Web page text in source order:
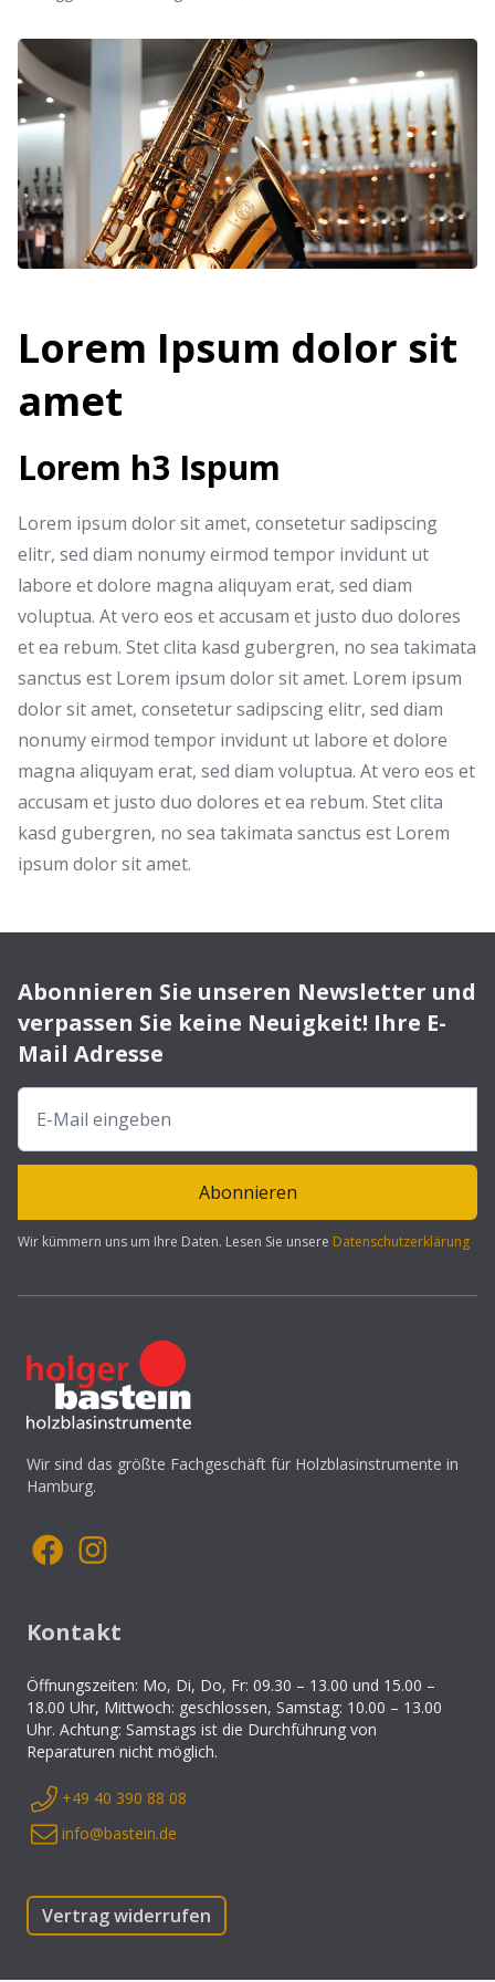
Lorem Ipsum dolor sit
amet
Lorem h3 Ispum
Lorem ipsum dolor sit amet, consetetur sadipscing
elitr, sed diam nonumy eirmod tempor invidunt ut
labore et dolore magna aliquyam erat, sed diam
voluptua. At vero eos et accusam et justo duo dolores
et ea rebum. Stet clita kasd gubergren, no sea takimata
sanctus est Lorem ipsum dolor sit amet. Lorem ipsum
dolor sit amet, consetetur sadipscing elitr, sed diam
nonumy eirmod tempor invidunt ut labore et dolore
magna aliquyam erat, sed diam voluptua. At vero eos et
accusam et justo duo dolores et ea rebum. Stet clita
kasd gubergren, no sea takimata sanctus est Lorem
ipsum dolor sit amet.
Abonnieren Sie unseren Newsletter und
verpassen Sie keine Neuigkeit! Ihre E-
Mail Adresse
Abonnieren
Wir kümmern uns um Ihre Daten. Lesen Sie unsere Datenschutzerklärung
Wir sind das größte Fachgeschäft für Holzblasinstrumente in
Hamburg.
Kontakt
Öffnungszeiten: Mo, Di, Do, Fr: 09.30 – 13.00 und 15.00 –
18.00 Uhr, Mittwoch: geschlossen, Samstag: 10.00 – 13.00
Uhr. Achtung: Samstags ist die Durchführung von
Reparaturen nicht möglich.
+49 40 390 88 08
info@bastein.de
Vertrag widerrufen